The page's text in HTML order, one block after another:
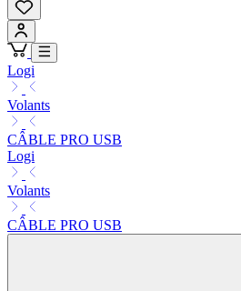
Logi
Volants
CÂBLE PRO USB
Logi
Volants
CÂBLE PRO USB